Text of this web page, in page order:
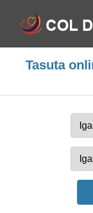
Tasuta